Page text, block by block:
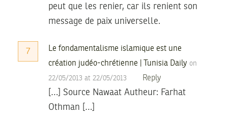
peut que les renier, car ils renient son
message de paix universelle.
7
Le fondamentalisme islamique est une
création judéo-chrétienne | Tunisia Daily on
22/05/2013 at 22/05/2013 Reply
[…] Source Nawaat Autheur: Farhat
Othman […]